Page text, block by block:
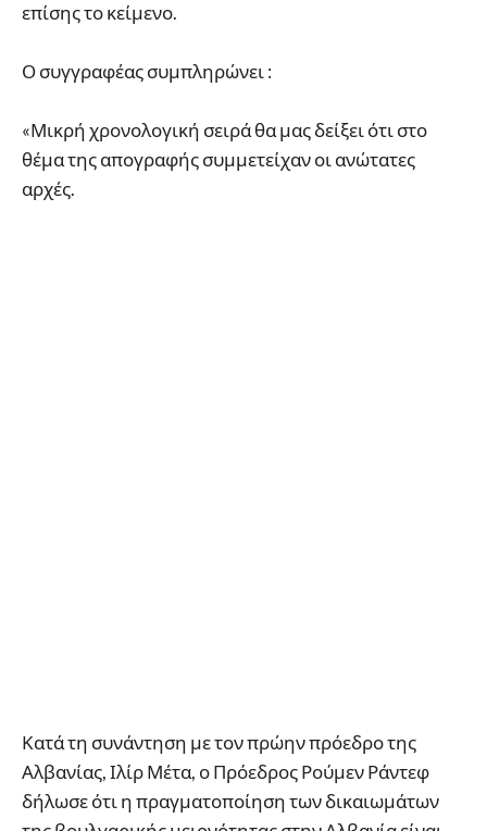
επίσης το κείμενο.
Ο συγγραφέας συμπληρώνει :
«Μικρή χρονολογική σειρά θα μας δείξει ότι στο
θέμα της απογραφής συμμετείχαν οι ανώτατες
αρχές.
Κατά τη συνάντηση με τον πρώην πρόεδρο της
Αλβανίας, Ιλίρ Μέτα, ο Πρόεδρος Ρούμεν Ράντεφ
δήλωσε ότι η πραγματοποίηση των δικαιωμάτων